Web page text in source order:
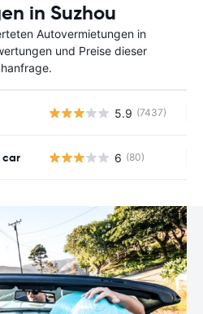
in Suzhou
Autovermietungen in
und Preise dieser
5.9 (7437)
car 6 (80)